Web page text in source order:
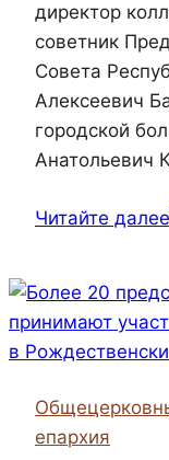
директор
советник
Совета
Алексеевич
городской
Анатольевич
Читайте далее
епархия